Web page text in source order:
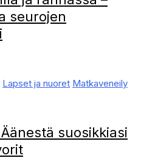
seurojen
Lapset ja nuoret Matkaveneily
suosikkiasi